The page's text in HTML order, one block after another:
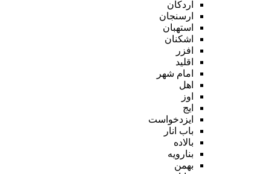
اردکان
ارسنجان
استهبان
اشکنان
افزر
اقلید
امام شهر
اهل
اوز
ایج
ایزدخواست
باب انار
بالاده
بنارویه
بهمن